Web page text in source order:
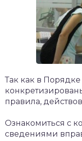
Так как в
правила,
Ознакомиться с
сведениями